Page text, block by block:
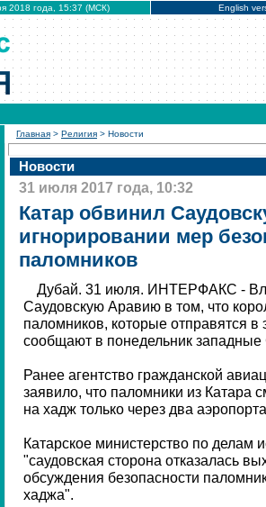
2018 года, 15:37 (МСК) English
Главная > Религия > Новости
Новости
31 июля 2017 года, 10:32
Катар обвинил
игнорировании мер
паломников
Дубай. 31 июля. ИНТЕРФАКС -
Саудовскую Аравию в том, что
паломников, которые отправятся в
сообщают в понедельник
Ранее агентство гражданской
заявило, что паломники из Катара
на хадж только через два
Катарское министерство по делам
"саудовская сторона отказалась
обсуждения безопасности
хаджа".